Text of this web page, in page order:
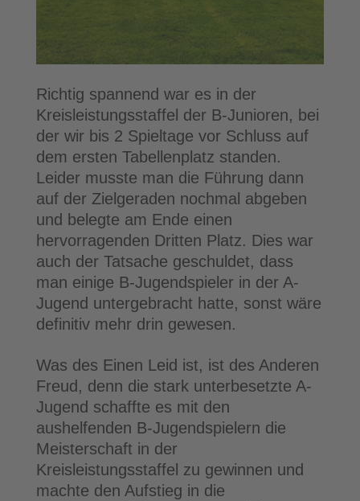
Richtig spannend war es in der
Kreisleistungsstaffel der B-Junioren, bei
der wir bis 2 Spieltage vor Schluss auf
dem ersten Tabellenplatz standen.
Leider musste man die Führung dann
auf der Zielgeraden nochmal abgeben
und belegte am Ende einen
hervorragenden Dritten Platz. Dies war
auch der Tatsache geschuldet, dass
man einige B-Jugendspieler in der A-
Jugend untergebracht hatte, sonst wäre
definitiv mehr drin gewesen.
Was des Einen Leid ist, ist des Anderen
Freud, denn die stark unterbesetzte A-
Jugend schaffte es mit den
aushelfenden B-Jugendspielern die
Meisterschaft in der
Kreisleistungsstaffel zu gewinnen und
machte den Aufstieg in die